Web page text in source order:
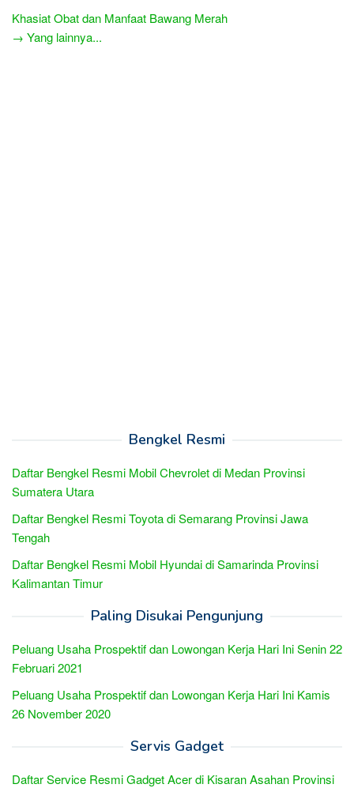
Khasiat Obat dan Manfaat Bawang Merah
→ Yang lainnya...
Bengkel Resmi
Daftar Bengkel Resmi Mobil Chevrolet di Medan Provinsi
Sumatera Utara
Daftar Bengkel Resmi Toyota di Semarang Provinsi Jawa
Tengah
Daftar Bengkel Resmi Mobil Hyundai di Samarinda Provinsi
Kalimantan Timur
Paling Disukai Pengunjung
Peluang Usaha Prospektif dan Lowongan Kerja Hari Ini Senin 22
Februari 2021
Peluang Usaha Prospektif dan Lowongan Kerja Hari Ini Kamis
26 November 2020
Servis Gadget
Daftar Service Resmi Gadget Acer di Kisaran Asahan Provinsi